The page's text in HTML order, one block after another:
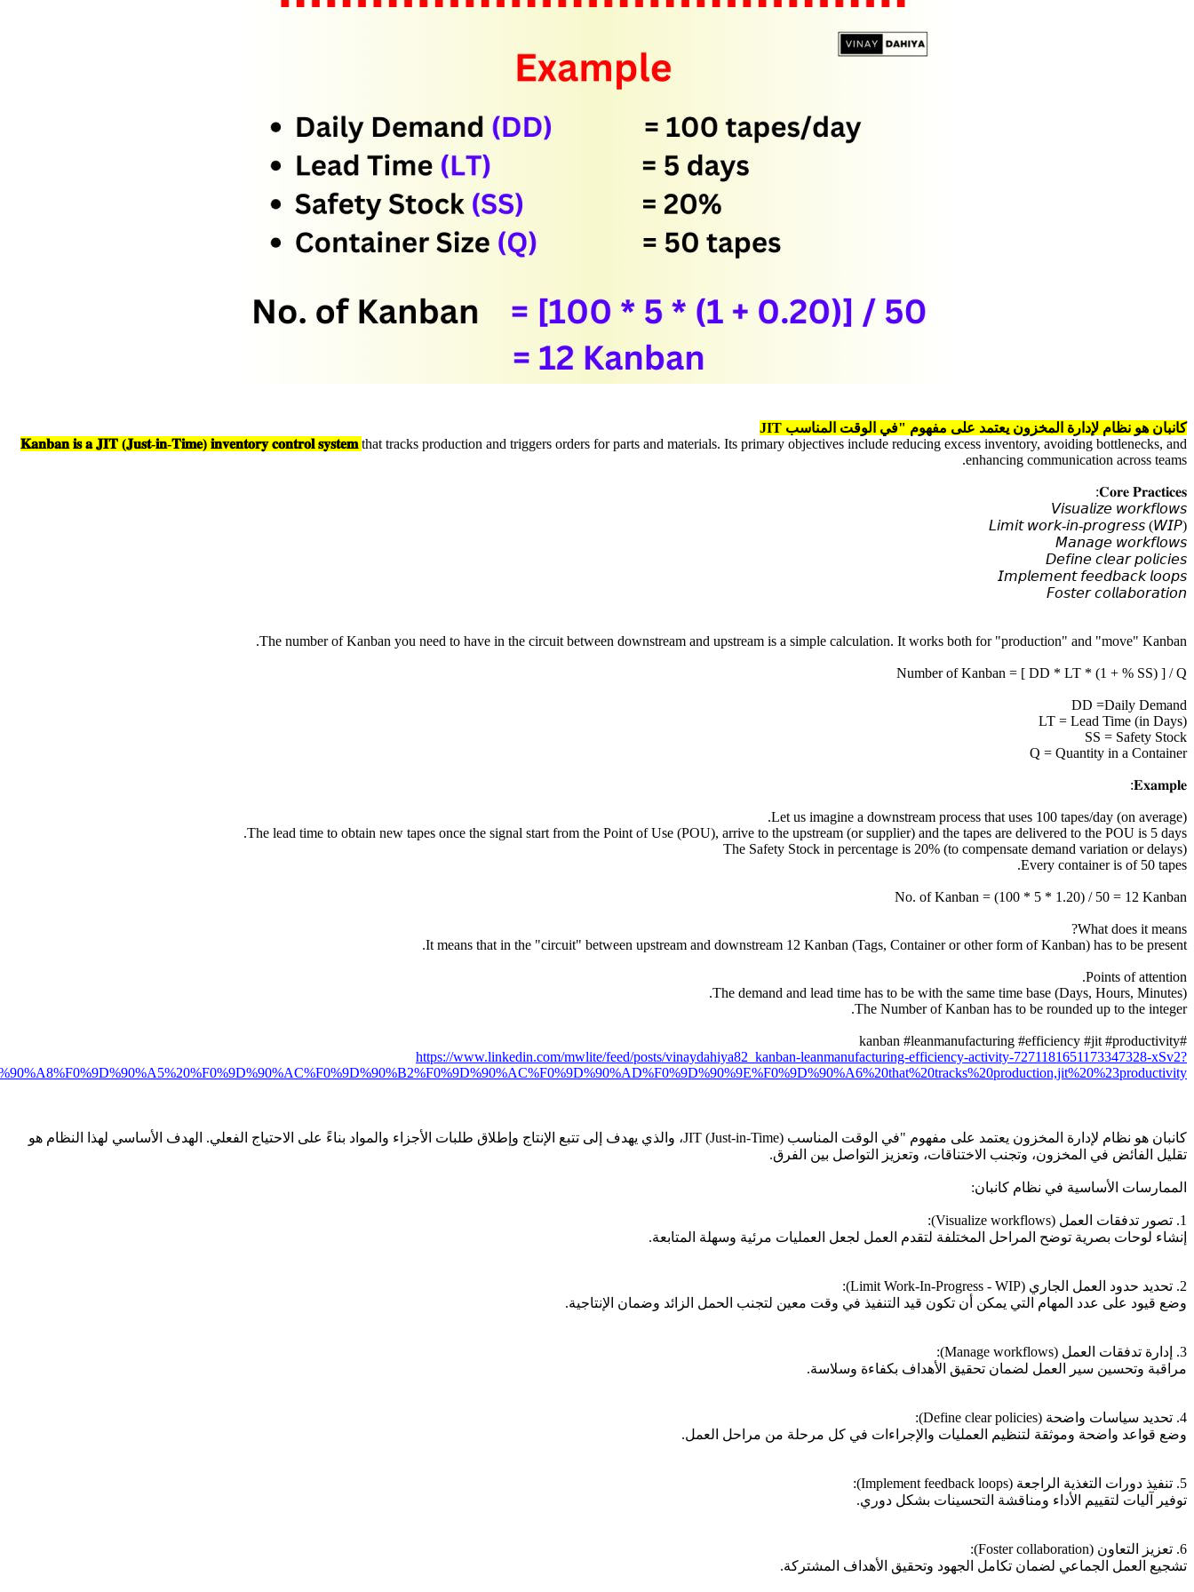
كانبان هو نظام لإدارة المخزون يعتمد على مفهوم "في الوقت المناسب JIT
𝐊𝐚𝐧𝐛𝐚𝐧 𝐢𝐬 𝐚 𝐉𝐈𝐓 (𝐉𝐮𝐬𝐭-𝐢𝐧-𝐓𝐢𝐦𝐞) 𝐢𝐧𝐯𝐞𝐧𝐭𝐨𝐫𝐲 𝐜𝐨𝐧𝐭𝐫𝐨𝐥 𝐬𝐲𝐬𝐭𝐞𝐦 that tracks production and triggers orders for parts and materials. Its primary objectives include reducing excess inventory, avoiding bottlenecks, and
enhancing communication across teams.
𝐂𝐨𝐫𝐞 𝐏𝐫𝐚𝐜𝐭𝐢𝐜𝐞𝐬:
𝘝𝘪𝘴𝘶𝘢𝘭𝘪𝘻𝘦 𝘸𝘰𝘳𝘬𝘧𝘭𝘰𝘸𝘴
𝘓𝘪𝘮𝘪𝘵 𝘸𝘰𝘳𝘬-𝘪𝘯-𝘱𝘳𝘰𝘨𝘳𝘦𝘴𝘴 (𝘞𝘐𝘗)
𝘔𝘢𝘯𝘢𝘨𝘦 𝘸𝘰𝘳𝘬𝘧𝘭𝘰𝘸𝘴
𝘋𝘦𝘧𝘪𝘯𝘦 𝘤𝘭𝘦𝘢𝘳 𝘱𝘰𝘭𝘪𝘤𝘪𝘦𝘴
𝘐𝘮𝘱𝘭𝘦𝘮𝘦𝘯𝘵 𝘧𝘦𝘦𝘥𝘣𝘢𝘤𝘬 𝘭𝘰𝘰𝘱𝘴
𝘍𝘰𝘴𝘵𝘦𝘳 𝘤𝘰𝘭𝘭𝘢𝘣𝘰𝘳𝘢𝘵𝘪𝘰𝘯
The number of Kanban you need to have in the circuit between downstream and upstream is a simple calculation. It works both for "production" and "move" Kanban.
Number of Kanban = [ DD * LT * (1 + % SS) ] / Q
DD =Daily Demand
LT = Lead Time (in Days)
SS = Safety Stock
Q = Quantity in a Container
𝐄𝐱𝐚𝐦𝐩𝐥𝐞:
Let us imagine a downstream process that uses 100 tapes/day (on average).
The lead time to obtain new tapes once the signal start from the Point of Use (POU), arrive to the upstream (or supplier) and the tapes are delivered to the POU is 5 days.
The Safety Stock in percentage is 20% (to compensate demand variation or delays)
Every container is of 50 tapes.
No. of Kanban = (100 * 5 * 1.20) / 50 = 12 Kanban
What does it means?
It means that in the "circuit" between upstream and downstream 12 Kanban (Tags, Container or other form of Kanban) has to be present.
Points of attention.
The demand and lead time has to be with the same time base (Days, Hours, Minutes).
The Number of Kanban has to be rounded up to the integer.
#kanban #leanmanufacturing #efficiency #jit #productivity
https://www.linkedin.com/mwlite/feed/posts/vinaydahiya82_kanban-leanmanufacturing-efficiency-activity-7271181651173347328-xSv2?
كانبان هو نظام لإدارة المخزون يعتمد على مفهوم "في الوقت المناسب JIT (Just-in-Time)، والذي يهدف إلى تتبع الإنتاج وإطلاق طلبات الأجزاء والمواد بناءً على الاحتياج الفعلي. الهدف الأساسي لهذا النظام هو
تقليل الفائض في المخزون، وتجنب الاختناقات، وتعزيز التواصل بين الفرق.
الممارسات الأساسية في نظام كانبان:
1. تصور تدفقات العمل (Visualize workflows):
إنشاء لوحات بصرية توضح المراحل المختلفة لتقدم العمل لجعل العمليات مرئية وسهلة المتابعة.
2. تحديد حدود العمل الجاري (Limit Work-In-Progress - WIP):
وضع قيود على عدد المهام التي يمكن أن تكون قيد التنفيذ في وقت معين لتجنب الحمل الزائد وضمان الإنتاجية.
3. إدارة تدفقات العمل (Manage workflows):
مراقبة وتحسين سير العمل لضمان تحقيق الأهداف بكفاءة وسلاسة.
4. تحديد سياسات واضحة (Define clear policies):
وضع قواعد واضحة وموثقة لتنظيم العمليات والإجراءات في كل مرحلة من مراحل العمل.
5. تنفيذ دورات التغذية الراجعة (Implement feedback loops):
توفير آليات لتقييم الأداء ومناقشة التحسينات بشكل دوري.
6. تعزيز التعاون (Foster collaboration):
تشجيع العمل الجماعي لضمان تكامل الجهود وتحقيق الأهداف المشتركة.